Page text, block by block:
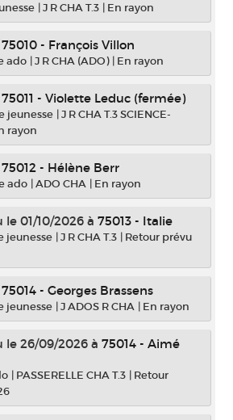
|J R CHA T.3 | En rayon
75010 - François Villon
ado |J R CHA (ADO) | En rayon
75011 - Violette Leduc (fermée)
jeunesse |J R CHA T.3 SCIENCE-
rayon
75012 - Hélène Berr
ado |ADO CHA | En rayon
le 01/10/2026 à 75013 - Italie
jeunesse |J R CHA T.3 | Retour prévu
75014 - Georges Brassens
jeunesse |J ADOS R CHA | En rayon
le 26/09/2026 à 75014 - Aimé
| PASSERELLE CHA T.3 | Retour